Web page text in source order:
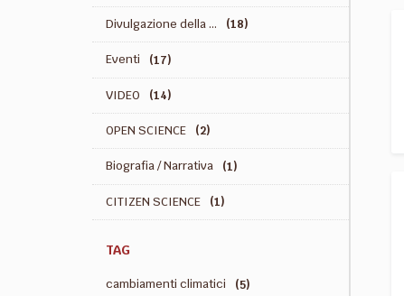
Divulgazione della ... (18)
Eventi (17)
VIDEO (14)
OPEN SCIENCE (2)
Biografia / Narrativa (1)
CITIZEN SCIENCE (1)
TAG
cambiamenti climatici (5)